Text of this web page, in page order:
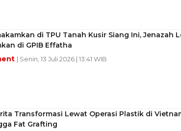
di TPU Tanah Kusir Siang Ini, Jenazah
di GPIB Effatha
| Senin, 13 Juli 2026 | 13:41 WIB
Transformasi Lewat Operasi Plastik di
Fat Grafting